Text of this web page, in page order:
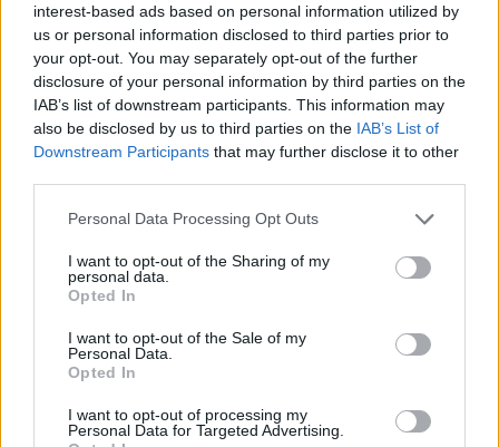
interest-based ads based on personal information utilized by
us or personal information disclosed to third parties prior to
your opt-out. You may separately opt-out of the further
disclosure of your personal information by third parties on the
IAB’s list of downstream participants. This information may
also be disclosed by us to third parties on the IAB’s List of
Downstream Participants that may further disclose it to other
Please note that this website/app uses one or more Google
not limited to your visit or usage behaviour. You may click to
grant or deny consent to Google and its third-party tags to
use your data for below specified purposes in below Google
consent section.
Personal Data Processing Opt Outs
I want to opt-out of the Sharing of my
personal data.
Opted In
I want to opt-out of the Sale of my
Personal Data.
Opted In
I want to opt-out of processing my
Personal Data for Targeted Advertising.